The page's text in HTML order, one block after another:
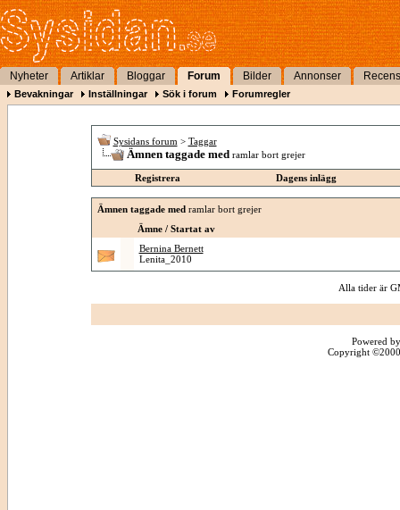
Nyheter Artiklar Bloggar Forum Bilder Annonser
Bevakningar Inställningar Sök i forum Forumregler
Sysidans forum > Taggar
Ämnen taggade med ramlar bort grejer
Registrera Dagens inlägg
Ämnen taggade med ramlar bort grejer
Ämne / Startat av
Bernina Bernett
Lenita_2010
Alla tider är
Powered
Copyright